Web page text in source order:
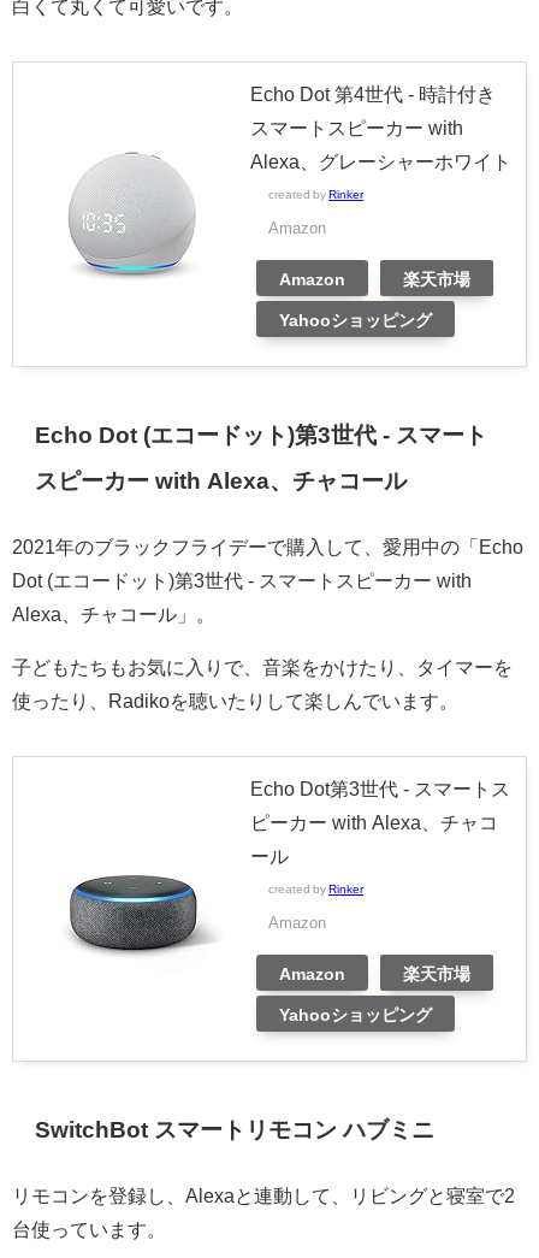
白くて丸くて可愛いです。
Echo Dot 第4世代 - 時計付き
スマートスピーカー with
Alexa、グレーシャーホワイト
created by Rinker
Amazon
Amazon 楽天市場
Yahooショッピング
Echo Dot (エコードット)第3世代 - スマート
スピーカー with Alexa、チャコール
2021年のブラックフライデーで購入して、愛用中の「Echo
Dot (エコードット)第3世代 - スマートスピーカー with
Alexa、チャコール」。
子どもたちもお気に入りで、音楽をかけたり、タイマーを
使ったり、Radikoを聴いたりして楽しんでいます。
Echo Dot第3世代 - スマートス
ピーカー with Alexa、チャコ
ール
created by Rinker
Amazon
Amazon 楽天市場
Yahooショッピング
SwitchBot スマートリモコン ハブミニ
リモコンを登録し、Alexaと連動して、リビングと寝室で2
台使っています。